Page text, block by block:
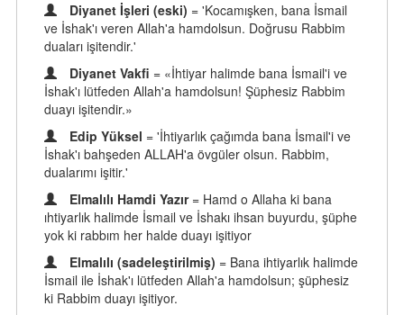
Diyanet İşleri (eski) = 'Kocamışken, bana İsmail
ve İshak'ı veren Allah'a hamdolsun. Doğrusu Rabbim
duaları işitendir.'
Diyanet Vakfi = «İhtiyar halimde bana İsmail'i ve
İshak'ı lütfeden Allah'a hamdolsun! Şüphesiz Rabbim
duayı işitendir.»
Edip Yüksel = 'İhtiyarlık çağımda bana İsmail'i ve
İshak'ı bahşeden ALLAH'a övgüler olsun. Rabbim,
dualarımı işitir.'
Elmalılı Hamdi Yazır = Hamd o Allaha ki bana
ıhtiyarlık halimde İsmail ve İshakı ihsan buyurdu, şüphe
yok ki rabbım her halde duayı işitiyor
Elmalılı (sadeleştirilmiş) = Bana ihtiyarlık halimde
İsmail ile İshak'ı lütfeden Allah'a hamdolsun; şüphesiz
ki Rabbim duayı işitiyor.